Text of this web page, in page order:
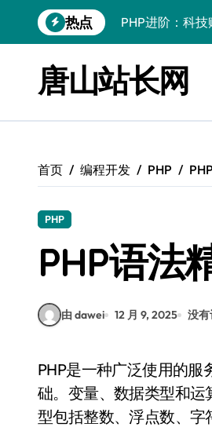
到
热点
PHP进阶：科
PHP进阶：科
云安全护航传
VR跨界融合新
云计算弹性架
PHP进阶：机
唐山站长网
首页 编程开发 PHP
PHP
PHP语法
由 dawei 12 月 9, 2025 没
PHP是一种广泛使用的服务器端脚本语言，适用于Web开发。掌握PHP语法是构建动态网页的基
础。变量、数据类型和运
型包括整数、浮点数、字